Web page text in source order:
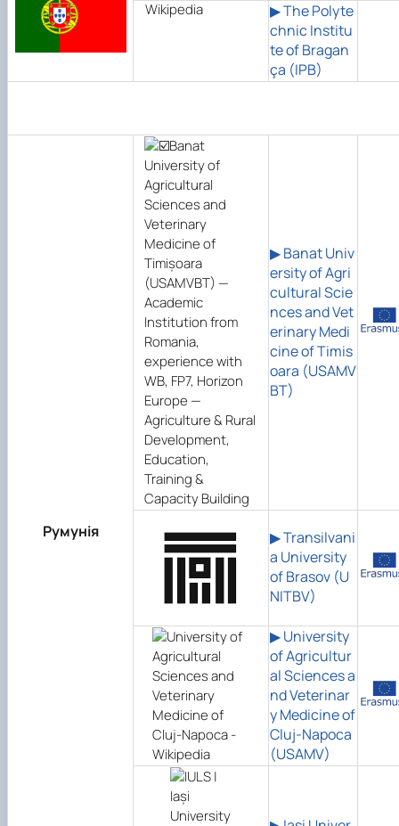
▶ The Polyte
chnic Institu
te of Bragan
ça (IPB)
Румунія
▶ Banat Univ
ersity of Agri
cultural Scie
nces and Vet
erinary Medi
cine of Timis
oara (USAMV
BT)
▶ Transilvani
a University
of Brasov (U
NITBV)
▶ University
of Agricultur
al Sciences a
nd Veterinar
y Medicine of
Cluj-Napoca
(USAMV)